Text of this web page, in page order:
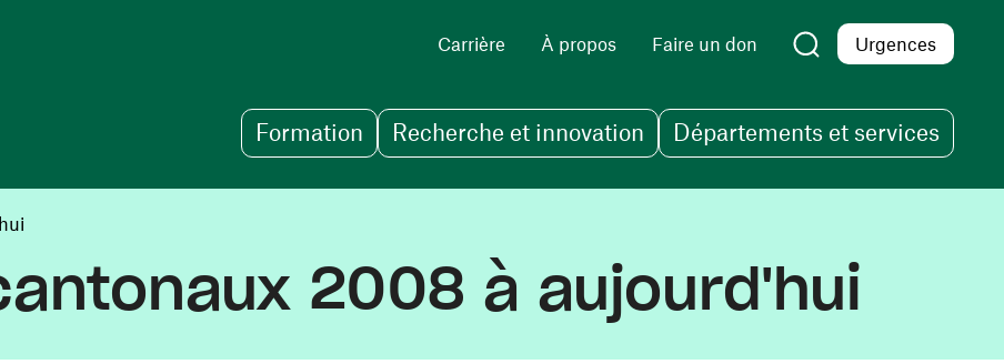
Carrière À propos Faire un don Urgences
Formation Recherche et innovation Départements et services
2008 à aujourd'hui